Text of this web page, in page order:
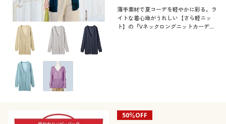
薄手素材で夏コーデを軽やかに彩る。ラ
イトな着心地がうれしい【さら軽ニッ
ト】の『Vネックロングニットカーディ
50％OFF